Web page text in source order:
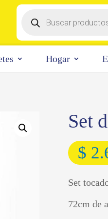
productos
Hogar
Set
$
Set
72cm de